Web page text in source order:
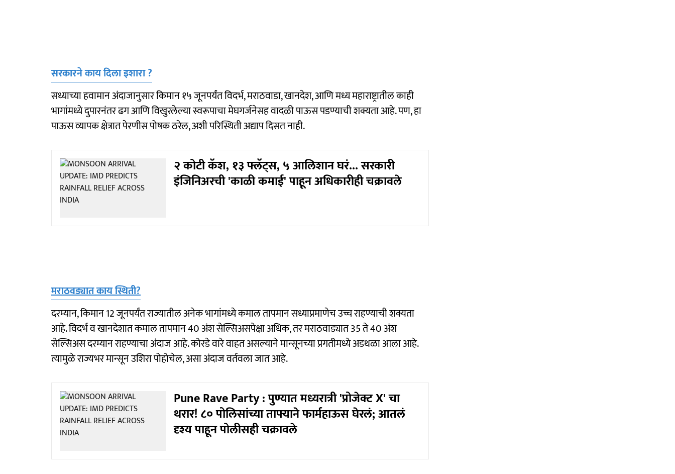
सरकारने काय दिला इशारा ?
सध्याच्या हवामान अंदाजानुसार किमान १५ जूनपर्यंत विदर्भ, मराठवाडा, खानदेश, आणि मध्य महाराष्ट्रातील काही
भागांमध्ये दुपारनंतर ढग आणि विखुरलेल्या स्वरूपाचा मेघगर्जनेसह वादळी पाऊस पडण्याची शक्यता आहे. पण, हा
पाऊस व्यापक क्षेत्रात पेरणीस पोषक ठरेल, अशी परिस्थिती अद्याप दिसत नाही.
२ कोटी कॅश, १३ फ्लॅट्स, ५ आलिशान घरं... सरकारी
इंजिनिअरची 'काळी कमाई' पाहून अधिकारीही चक्रावले
मराठवड्यात काय स्थिती?
दरम्यान, किमान 12 जूनपर्यंत राज्यातील अनेक भागांमध्ये कमाल तापमान सध्याप्रमाणेच उच्च राहण्याची शक्यता
आहे. विदर्भ व खानदेशात कमाल तापमान 40 अंश सेल्सिअसपेक्षा अधिक, तर मराठवाड्यात 35 ते 40 अंश
सेल्सिअस दरम्यान राहण्याचा अंदाज आहे. कोरडे वारे वाहत असल्याने मान्सूनच्या प्रगतीमध्ये अडथळा आला आहे.
त्यामुळे राज्यभर मान्सून उशिरा पोहोचेल, असा अंदाज वर्तवला जात आहे.
Pune Rave Party : पुण्यात मध्यरात्री 'प्रोजेक्ट X' चा
थरार! ८० पोलिसांच्या ताफ्याने फार्महाऊस घेरलं; आतलं
दृश्य पाहून पोलीसही चक्रावले